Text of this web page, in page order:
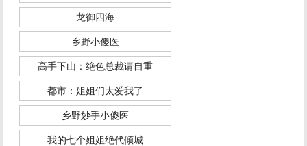
龙御四海
乡野小傻医
高手下山：绝色总裁请自重
都市：姐姐们太爱我了
乡野妙手小傻医
我的七个姐姐绝代倾城